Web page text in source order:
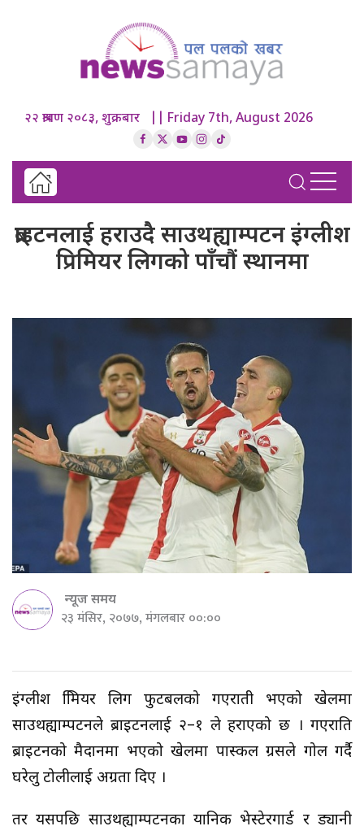
२२ श्रावण २०८३, शुक्रबार || Friday 7th, August 2026
ब्राइटनलाई हराउदै साउथह्याम्पटन इंग्लीश
प्रिमियर लिगको पाँचौं स्थानमा
न्यूज समय
२३ मंसिर, २०७७, मंगलबार ००:००
इंग्लीश प्रिमियर लिग फुटबलको गएराती भएको खेलमा
साउथह्याम्पटनले ब्राइटनलाई २–१ ले हराएको छ । गएराति
ब्राइटनको मैदानमा भएको खेलमा पास्कल ग्रसले गोल गर्दै
घरेलु टोलीलाई अग्रता दिए ।
तर यसपछि साउथह्याम्पटनका यानिक भेस्टेरगार्ड र ड्यानी